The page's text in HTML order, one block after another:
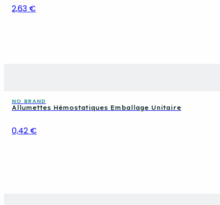
2,63 €
NO BRAND
Allumettes Hémostatiques Emballage Unitaire
0,42 €